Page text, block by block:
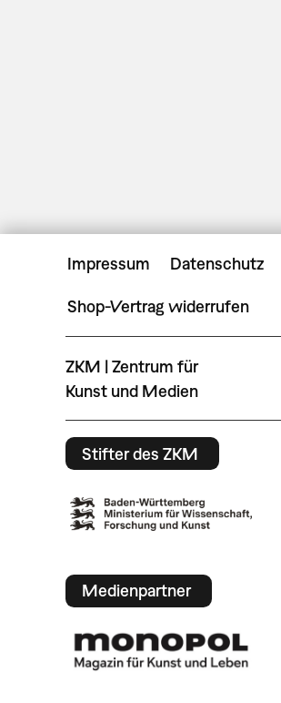
Impressum Datenschutz
Shop-Vertrag widerrufen
ZKM | Zentrum für
Kunst und Medien
Stifter des ZKM
Medienpartner